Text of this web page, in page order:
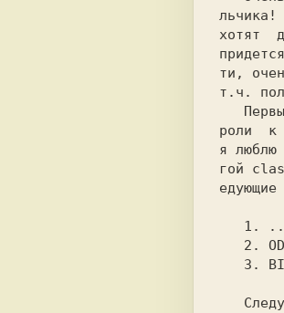
хотят
ти,
т.ч.
роли  к
я люблю
гой
едующие